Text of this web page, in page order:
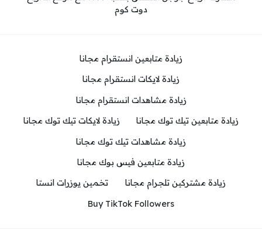
دوت كوم
زيادة متابعين انستقرام مجانا
زيادة لايكات انستقرام مجانا
زيادة مشاهدات انستقرام مجانا
زيادة متابعين تيك توك مجانا
زيادة لايكات تيك توك مجانا
زيادة مشاهدات تيك توك مجانا
زيادة متابعين فيس بوك مجانا
زيادة مشتركين تلجرام مجانا
تخمين يوزرات انستا
Buy TikTok Followers